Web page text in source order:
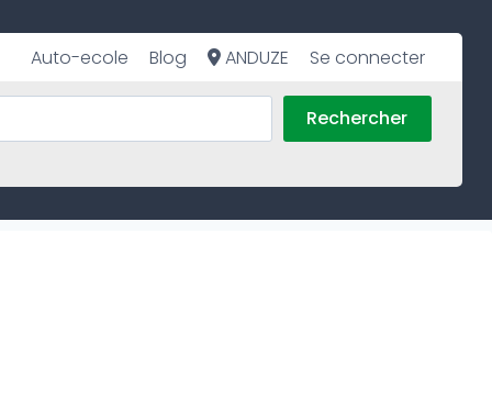
Auto-ecole Blog ANDUZE Se connecter
Rechercher